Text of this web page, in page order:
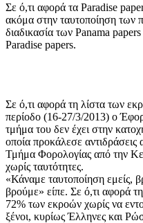
Σε ό,τι αφορά τα Paradise
ακόμα στην ταυτοποίηση των
διαδικασία των Panama
Paradise papers.
Σε ό,τι αφορά τη λίστα των
περίοδο (16-27/3/2013) ο
τμήμα του δεν έχει στην
οποία προκάλεσε
Τμήμα Φορολογίας από την
χωρίς ταυτότητες.
«Κάναμε ταυτοποίηση εμείς,
βρούμε» είπε. Σε ό,τι αφορά
72% των εκροών χωρίς να
ξένοι, κυρίως Έλληνες και